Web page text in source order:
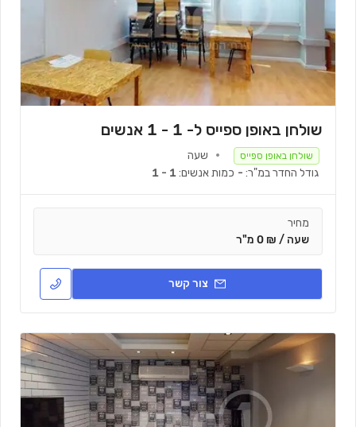
שולחן באופן ספייס ל- 1 - 1 אנשים
שולחן באופן ספייס
שעה
כמות אנשים:1 - 1 גודל החדר במ"ר: -
מחיר
שעה / ₪ 0 מ"ר
צור קשר